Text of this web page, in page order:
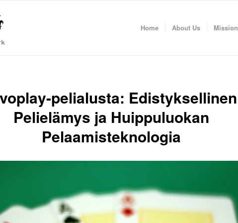
Home About Us Mission
pelialusta: Edistyksellinen
Pelielämys ja Huippuluokan
Pelaamisteknologia